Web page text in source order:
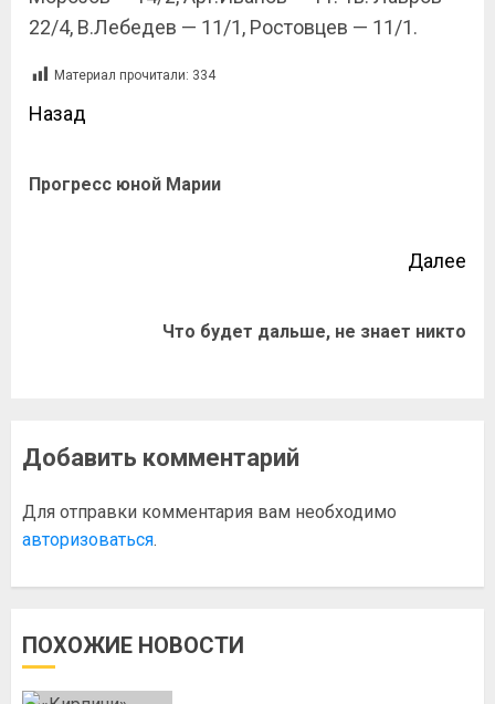
22/4, В.Лебедев — 11/1, Ростовцев — 11/1.
Материал прочитали: 334
Назад
Прогресс юной Марии
Далее
Что будет дальше, не знает никто
Добавить комментарий
Для отправки комментария вам необходимо
авторизоваться.
ПОХОЖИЕ НОВОСТИ